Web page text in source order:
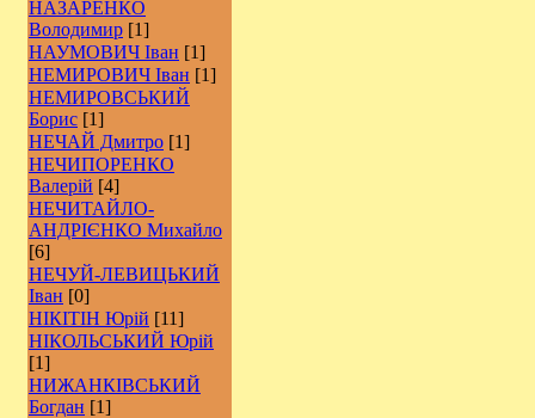
НАЗАРЕНКО
Володимир [1]
НАУМОВИЧ Іван [1]
НЕМИРОВИЧ Іван [1]
НЕМИРОВСЬКИЙ
Борис [1]
НЕЧАЙ Дмитро [1]
НЕЧИПОРЕНКО
Валерій [4]
НЕЧИТАЙЛО-
АНДРІЄНКО Михайло
[6]
НЕЧУЙ-ЛЕВИЦЬКИЙ
Іван [0]
НІКІТІН Юрій [11]
НІКОЛЬСЬКИЙ Юрій
[1]
НИЖАНКІВСЬКИЙ
Богдан [1]